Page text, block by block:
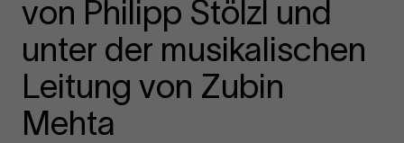
von Philipp Stölzl und
unter der musikalischen
Leitung von Zubin
Mehta